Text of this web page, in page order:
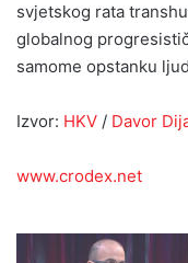
svjetskog rata
globalnog
samome opstanku
Izvor: HKV / Davor
www.crodex.net